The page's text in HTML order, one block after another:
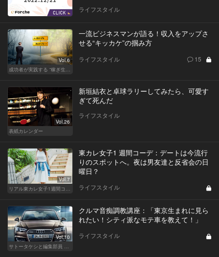
ライフスタイル
Vol.6
成功者が実践する “稼ぎ生活”
一流ビジネスマンが語る！収入をアップさ
せる“キッカケ”の掴み方
ライフスタイル 15
Vol.26
表紙カレンダー
新垣結衣と卓球ラリーしてみたら、可愛す
ぎて死んだ
ライフスタイル
Vol.7
リアル東カレ女子1週間コーデ
東カレ女子1 週間コーデ：デートは今流行
りのスポットへ。夜は男友達と反省会の日
曜日？
ライフスタイル
Vol.10
サトータケシと編集部員 船山の"CAR GENTSへの道"
クルマ音痴調教講座：「東京生まれに見ら
れたい！シティ派なモテ車を教えて！」
ライフスタイル